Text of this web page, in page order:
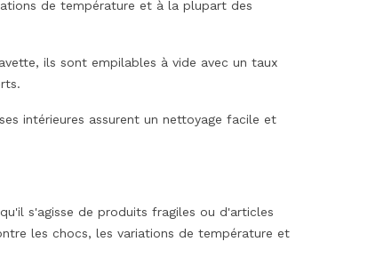
de température et à la plupart des
ils sont empilables à vide avec un taux
intérieures assurent un nettoyage facile et
s'agisse de produits fragiles ou d'articles
les chocs, les variations de température et